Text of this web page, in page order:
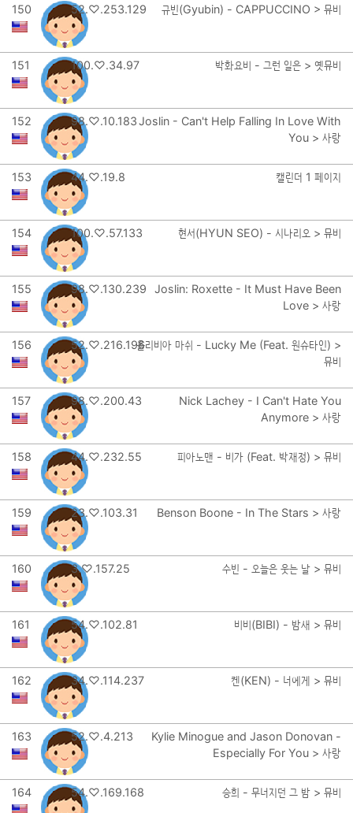
150 52.♡.253.129 규빈(Gyubin) - CAPPUCCINO > 뮤비
151 100.♡.34.97 박화요비 - 그런 일은 > 옛뮤비
152 98.♡.10.183Joslin - Can't Help Falling In Love With
You > 사랑
153 44.♡.19.8 캘린더 1 페이지
154 100.♡.57.133 현서(HYUN SEO) - 시나리오 > 뮤비
155 98.♡.130.239
Joslin: Roxette - It Must Have Been
Love > 사랑
156 52.♡.216.196올리비아 마쉬 - Lucky Me (Feat. 원슈타인) >
뮤비
157 98.♡.200.43
Nick Lachey - I Can't Hate You
Anymore > 사랑
158 44.♡.232.55 피아노맨 - 비가 (Feat. 박재정) > 뮤비
159 23.♡.103.31 Benson Boone - In The Stars > 사랑
160 3.♡.157.25 수빈 - 오늘은 웃는 날 > 뮤비
161 54.♡.102.81 비비(BIBI) - 밤새 > 뮤비
162 34.♡.114.237 켄(KEN) - 너에게 > 뮤비
163 52.♡.4.213
Kylie Minogue and Jason Donovan -
Especially For You > 사랑
164 54.♡.169.168 승희 - 무너지던 그 밤 > 뮤비